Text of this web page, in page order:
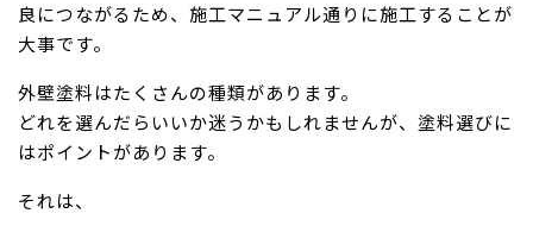
良につながるため、施工マニュアル通りに施工することが
大事です。
外壁塗料はたくさんの種類があります。
どれを選んだらいいか迷うかもしれませんが、塗料選びに
はポイントがあります。
それは、